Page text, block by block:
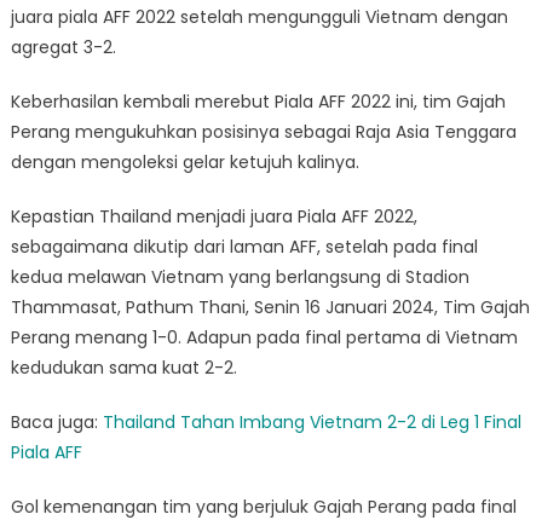
juara piala AFF 2022 setelah mengungguli Vietnam dengan
agregat 3-2.
Keberhasilan kembali merebut Piala AFF 2022 ini, tim Gajah
Perang mengukuhkan posisinya sebagai Raja Asia Tenggara
dengan mengoleksi gelar ketujuh kalinya.
Kepastian Thailand menjadi juara Piala AFF 2022,
sebagaimana dikutip dari laman AFF, setelah pada final
kedua melawan Vietnam yang berlangsung di Stadion
Thammasat, Pathum Thani, Senin 16 Januari 2024, Tim Gajah
Perang menang 1-0. Adapun pada final pertama di Vietnam
kedudukan sama kuat 2-2.
Baca juga: Thailand Tahan Imbang Vietnam 2-2 di Leg 1 Final
Piala AFF
Gol kemenangan tim yang berjuluk Gajah Perang pada final